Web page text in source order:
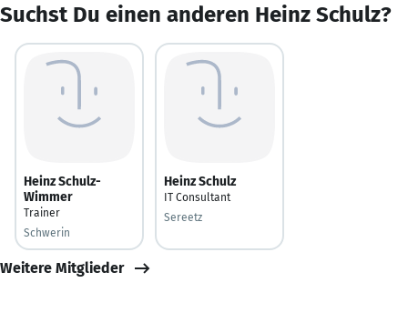
Suchst Du einen anderen Heinz Schulz?
Heinz Schulz-
Wimmer
Trainer
Schwerin
Heinz Schulz
IT Consultant
Sereetz
Weitere Mitglieder